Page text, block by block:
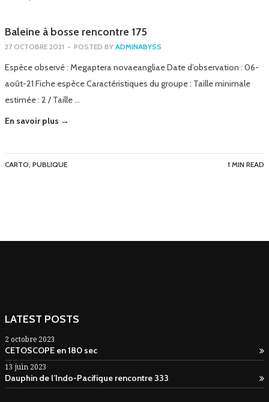
Baleine à bosse rencontre 175
27 OCTOBRE 2021 - POSTED BY ADMINABYSS
Espèce observé : Megaptera novaeangliae Date d’observation : 06-
août-21 Fiche espèce Caractéristiques du groupe : Taille minimale
estimée : 2 / Taille …
En savoir plus →
CARTO, PUBLIQUE 1 MIN READ
LATEST POSTS
2 octobre 2023
CETOSCOPE en 180 sec
13 juin 2023
Dauphin de l’Indo-Pacifique rencontre 333